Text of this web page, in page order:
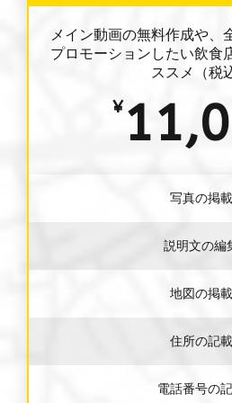
メイン動画の無料作成や、
プロモーションしたい飲食
ススメ（税
¥
写真の掲載
説明文の編
地図の掲載
住所の記載
電話番号の